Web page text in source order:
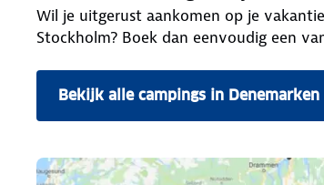
Wil je uitgerust aankomen op je
Stockholm? Boek dan eenvoudig een
Bekijk alle campings in Denemarken